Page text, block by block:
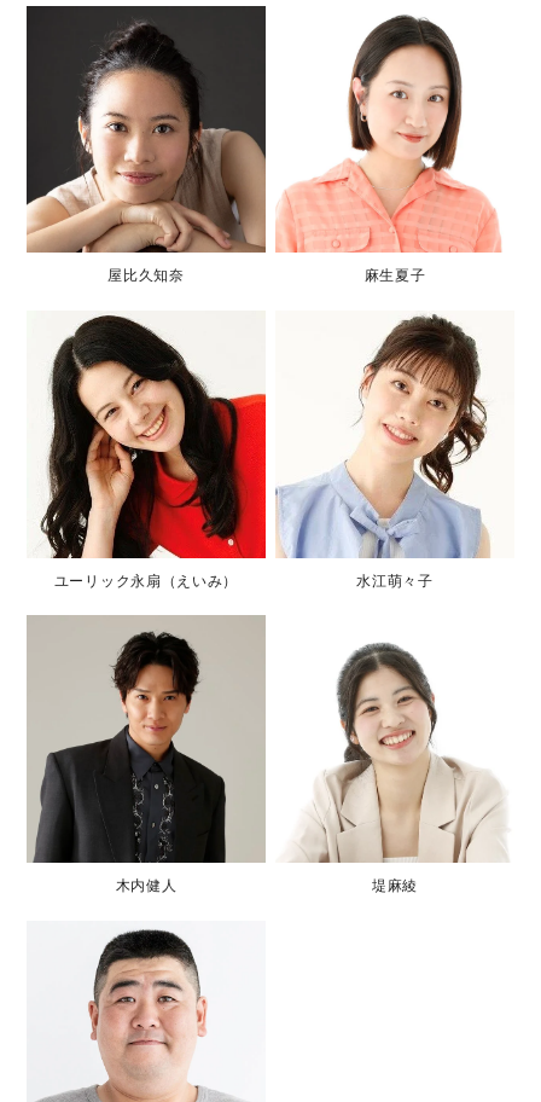
屋比久知奈 麻生夏子
ユーリック永扇（えいみ） 水江萌々子
木内健人 堤麻綾